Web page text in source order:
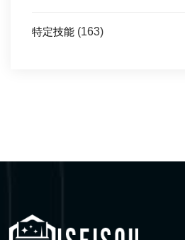
特定技能 (163)